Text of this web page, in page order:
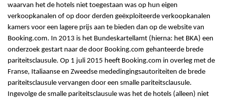
waarvan het de hotels niet toegestaan was op hun eigen
verkoopkanalen of op door derden geëxploiteerde verkoopkanalen
kamers voor een lagere prijs aan te bieden dan op de website van
Booking.com. In 2013 is het Bundeskartellamt (hierna: het BKA) een
onderzoek gestart naar de door Booking.com gehanteerde brede
pariteitsclausule. Op 1 juli 2015 heeft Booking.com in overleg met de
Franse, Italiaanse en Zweedse mededingingsautoriteiten de brede
pariteitsclausule vervangen door een smalle pariteitsclausule.
Ingevolge de smalle pariteitsclausule was het de hotels (alleen) niet